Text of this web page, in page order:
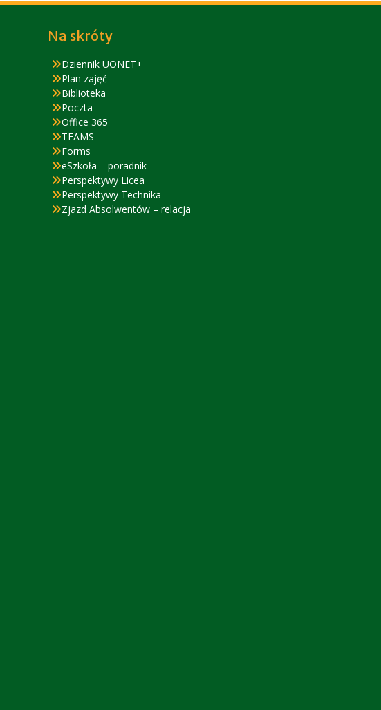
Na skróty
Dziennik UONET+
Plan zajęć
Biblioteka
Poczta
Office 365
TEAMS
Forms
eSzkoła – poradnik
Perspektywy Licea
Perspektywy Technika
Zjazd Absolwentów – relacja